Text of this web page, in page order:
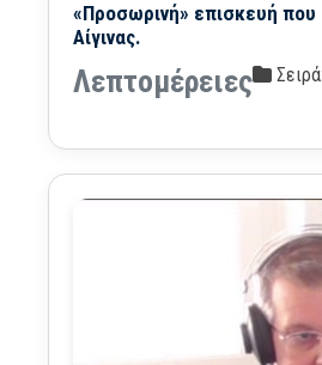
«Προσωρινή» επισκευή που
Αίγινας.
Λεπτομέρειες Σειρά: